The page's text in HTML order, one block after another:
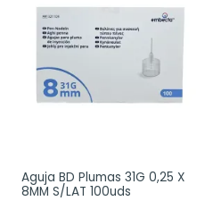
Aguja BD Plumas 31G 0,25 X
8MM S/LAT 100uds